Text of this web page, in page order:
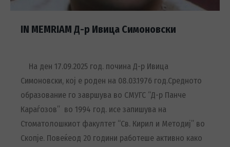
IN MEMRIAM Д-р Ивица Симоновски
На ден 17.09.2025 год. почина Д-р Ивица
Симоновски, кој е роден на 08.03.1976 год.Средното
образование го завршува во СМУГС “Д-р Панче
Караѓозов” во 1994 год. исе запишува на
Стоматолошкиот факултет “Св. Кирил и Методиј” во
Скопје. Повеќеод 20 години работеше активно како